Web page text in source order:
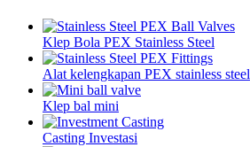
Klep Bola PEX Stainless Steel
Alat kelengkapan PEX stainless steel
Klep bal mini
Casting Investasi